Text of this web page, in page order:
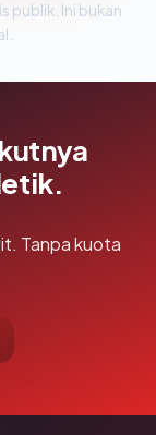
publik. Ini bukan
Tanpa kuota